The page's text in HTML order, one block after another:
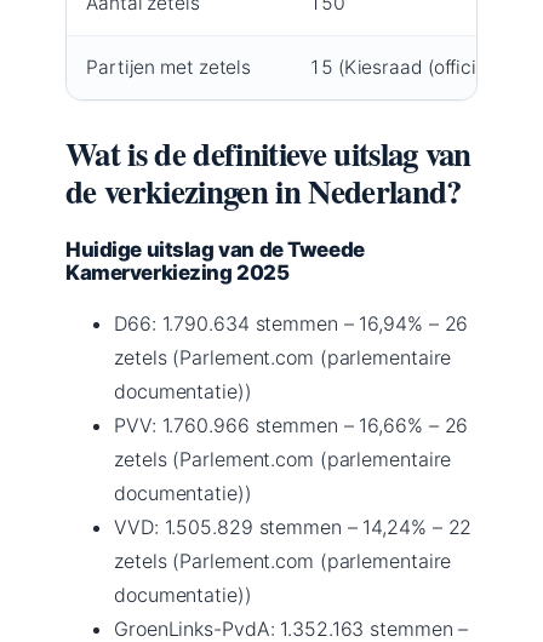
Partijen met zetels 15 (Kiesraad (officiële
Wat is de definitieve uitslag van
de verkiezingen in Nederland?
Huidige uitslag van de Tweede
Kamerverkiezing 2025
D66: 1.790.634 stemmen – 16,94% – 26
zetels (Parlement.com (parlementaire
documentatie))
PVV: 1.760.966 stemmen – 16,66% – 26
zetels (Parlement.com (parlementaire
documentatie))
VVD: 1.505.829 stemmen – 14,24% – 22
zetels (Parlement.com (parlementaire
documentatie))
GroenLinks-PvdA: 1.352.163 stemmen –